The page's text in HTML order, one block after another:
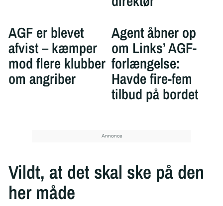
AGF er blevet
afvist – kæmper
mod flere klubber
om angriber
Agent åbner op
om Links’ AGF-
forlængelse:
Havde fire-fem
tilbud på bordet
Vildt, at det skal ske på den
her måde